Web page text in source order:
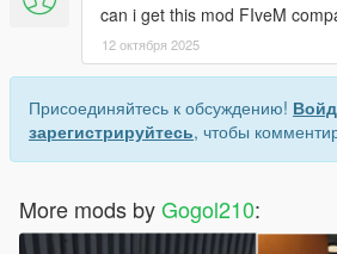
can i get this mod FIveM
12 октября 2025
Присоединяйтесь к обсуждению!
зарегистрируйтесь, чтобы
More mods byGogol210: